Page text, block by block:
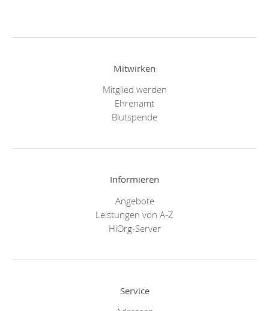
Mitwirken
Mitglied werden
Ehrenamt
Blutspende
Informieren
Angebote
Leistungen von A-Z
HiOrg-Server
Service